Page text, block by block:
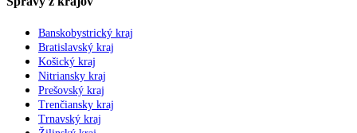
Banskobystrický kraj
Bratislavský kraj
Košický kraj
Nitriansky kraj
Prešovský kraj
Trenčiansky kraj
Trnavský kraj